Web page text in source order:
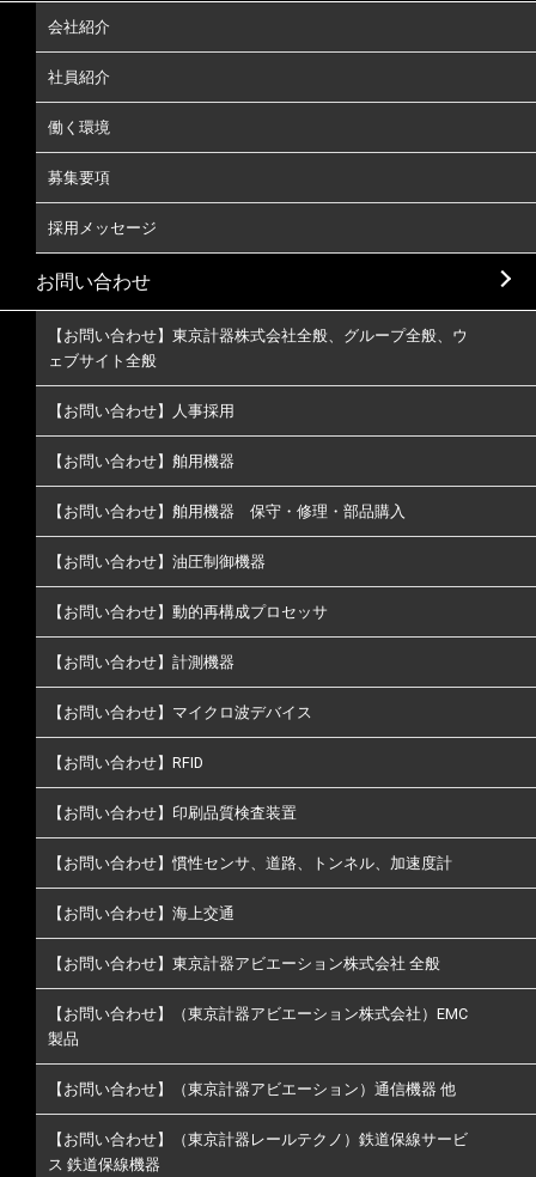
会社紹介
社員紹介
働く環境
募集要項
採用メッセージ
お問い合わせ
【お問い合わせ】東京計器株式会社全般、グループ全般、ウ
ェブサイト全般
【お問い合わせ】人事採用
【お問い合わせ】舶用機器
【お問い合わせ】舶用機器 保守・修理・部品購入
【お問い合わせ】油圧制御機器
【お問い合わせ】動的再構成プロセッサ
【お問い合わせ】計測機器
【お問い合わせ】マイクロ波デバイス
【お問い合わせ】RFID
【お問い合わせ】印刷品質検査装置
【お問い合わせ】慣性センサ、道路、トンネル、加速度計
【お問い合わせ】海上交通
【お問い合わせ】東京計器アビエーション株式会社 全般
【お問い合わせ】（東京計器アビエーション株式会社）EMC
製品
【お問い合わせ】（東京計器アビエーション）通信機器 他
【お問い合わせ】（東京計器レールテクノ）鉄道保線サービ
ス 鉄道保線機器